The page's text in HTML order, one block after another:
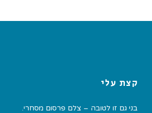
קצת עלי
בני גם זו לטובה – צלם פרסום מסחרי.